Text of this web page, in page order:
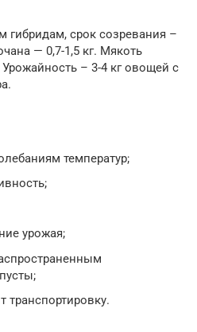
гибридам, срок созревания –
— 0,7-1,5 кг. Мякоть
Урожайность – 3-4 кг овощей с
температур;
урожая;
транспортировку.